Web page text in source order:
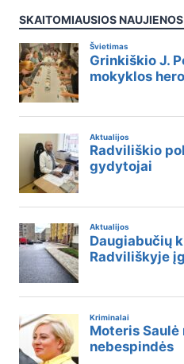
SKAITOMIAUSIOS NAUJIENOS